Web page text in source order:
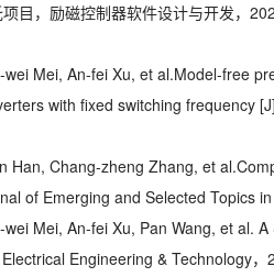
目，励磁控制器软件设计与开发，
wei Mei, An-fei Xu, et al.Model-free
with fixed switching frequency
Han, Chang-zheng Zhang, et
of Emerging and Selected Topics
wei Mei, An-fei Xu, Pan Wang, et al.
Engineering & Technology，